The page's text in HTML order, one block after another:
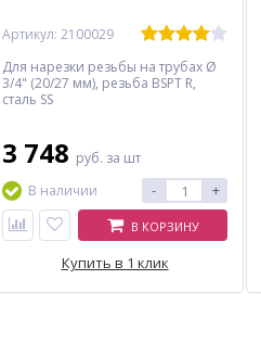
-5%
Артикул: 2100029
Для нарезки резьбы на трубах Ø
3/4" (20/27 мм), резьба BSPT R,
сталь SS
3 748 руб. за шт
В наличии
- +
В КОРЗИНУ
Купить в 1 клик